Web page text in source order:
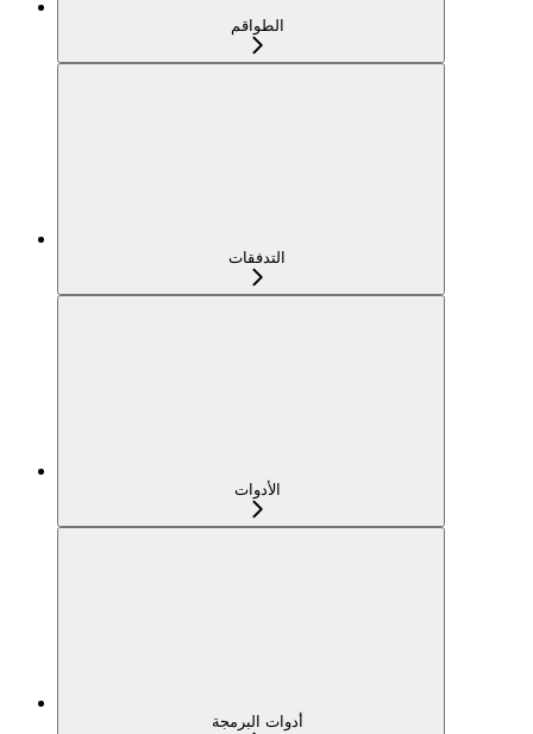
الطواقم
التدفقات
الأدوات
أدوات البرمجة